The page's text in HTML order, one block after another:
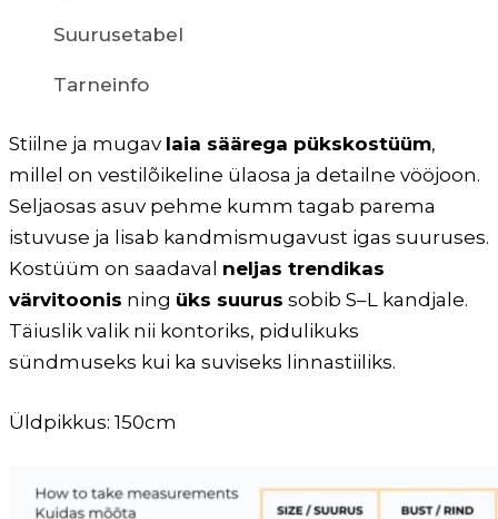
Suurusetabel
Tarneinfo
Stiilne ja mugav laia säärega pükskostüüm,
millel on vestilõikeline ülaosa ja detailne vööjoon.
Seljaosas asuv pehme kumm tagab parema
istuvuse ja lisab kandmismugavust igas suuruses.
Kostüüm on saadaval neljas trendikas
värvitoonis ning üks suurus sobib S–L kandjale.
Täiuslik valik nii kontoriks, pidulikuks
sündmuseks kui ka suviseks linnastiiliks.
Üldpikkus: 150cm